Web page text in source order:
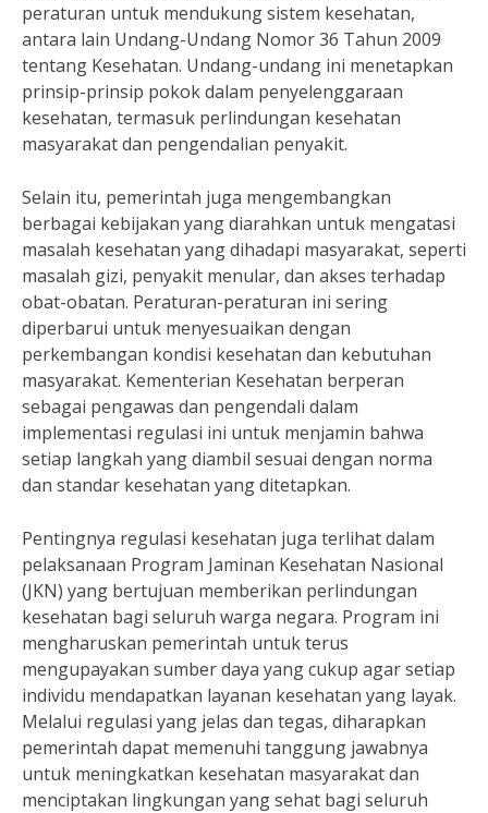
peraturan untuk mendukung sistem kesehatan,
antara lain Undang-Undang Nomor 36 Tahun 2009
tentang Kesehatan. Undang-undang ini menetapkan
prinsip-prinsip pokok dalam penyelenggaraan
kesehatan, termasuk perlindungan kesehatan
masyarakat dan pengendalian penyakit.
Selain itu, pemerintah juga mengembangkan
berbagai kebijakan yang diarahkan untuk mengatasi
masalah kesehatan yang dihadapi masyarakat, seperti
masalah gizi, penyakit menular, dan akses terhadap
obat-obatan. Peraturan-peraturan ini sering
diperbarui untuk menyesuaikan dengan
perkembangan kondisi kesehatan dan kebutuhan
masyarakat. Kementerian Kesehatan berperan
sebagai pengawas dan pengendali dalam
implementasi regulasi ini untuk menjamin bahwa
setiap langkah yang diambil sesuai dengan norma
dan standar kesehatan yang ditetapkan.
Pentingnya regulasi kesehatan juga terlihat dalam
pelaksanaan Program Jaminan Kesehatan Nasional
(JKN) yang bertujuan memberikan perlindungan
kesehatan bagi seluruh warga negara. Program ini
mengharuskan pemerintah untuk terus
mengupayakan sumber daya yang cukup agar setiap
individu mendapatkan layanan kesehatan yang layak.
Melalui regulasi yang jelas dan tegas, diharapkan
pemerintah dapat memenuhi tanggung jawabnya
untuk meningkatkan kesehatan masyarakat dan
menciptakan lingkungan yang sehat bagi seluruh